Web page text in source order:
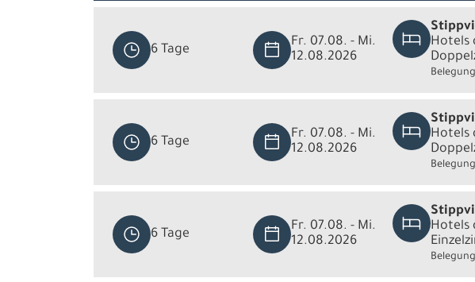
6 Tage
Fr. 07.08. - Mi.
12.08.2026
Hotels
6 Tage
Fr. 07.08. - Mi.
12.08.2026
Hotels
6 Tage
Fr. 07.08. - Mi.
12.08.2026
Hotels